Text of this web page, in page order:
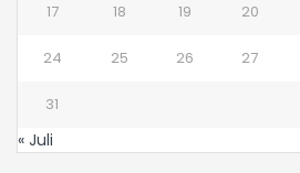
17 18 19 20
24 25 26 27
31
« Juli